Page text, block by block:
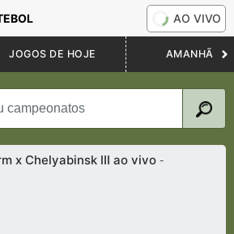
AO VIVO
JOGOS DE HOJE AMANHÃ
x Chelyabinsk III ao vivo-